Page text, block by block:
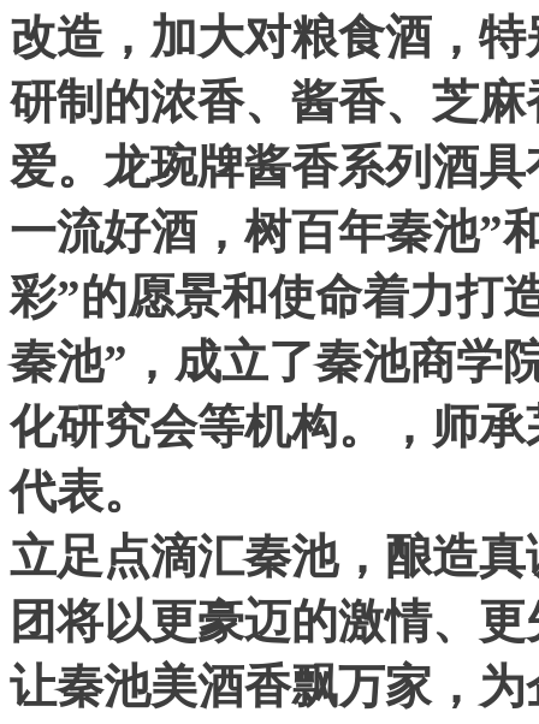
改造，加大对粮食酒，
研制的浓香、酱香、芝
爱。龙琬牌酱香系列酒
一流好酒，树百年秦池”
彩”的愿景和使命着力打
秦池”，成立了秦池商学
化研究会等机构。，师
代表。
立足点滴汇秦池，酿造
团将以更豪迈的激情、
让秦池美酒香飘万家，